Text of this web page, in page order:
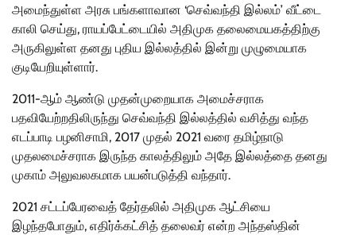
அமைந்துள்ள அரசு பங்களாவான ‘செவ்வந்தி இல்லம்’ வீட்டை
காலி செய்து, ராயப்பேட்டையில் அதிமுக தலைமையகத்திற்கு
அருகிலுள்ள தனது புதிய இல்லத்தில் இன்று முழுமையாக
குடியேறியுள்ளார்.
2011-ஆம் ஆண்டு முதன்முறையாக அமைச்சராக
பதவியேற்றதிலிருந்து செவ்வந்தி இல்லத்தில் வசித்து வந்த
எடப்பாடி பழனிசாமி, 2017 முதல் 2021 வரை தமிழ்நாடு
முதலமைச்சராக இருந்த காலத்திலும் அதே இல்லத்தை தனது
முகாம் அலுவலகமாக பயன்படுத்தி வந்தார்.
2021 சட்டப்பேரவைத் தேர்தலில் அதிமுக ஆட்சியை
இழந்தபோதும், எதிர்க்கட்சித் தலைவர் என்ற அந்தஸ்தின்